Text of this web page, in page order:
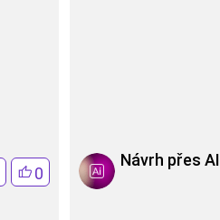
0
Návrh přes AI